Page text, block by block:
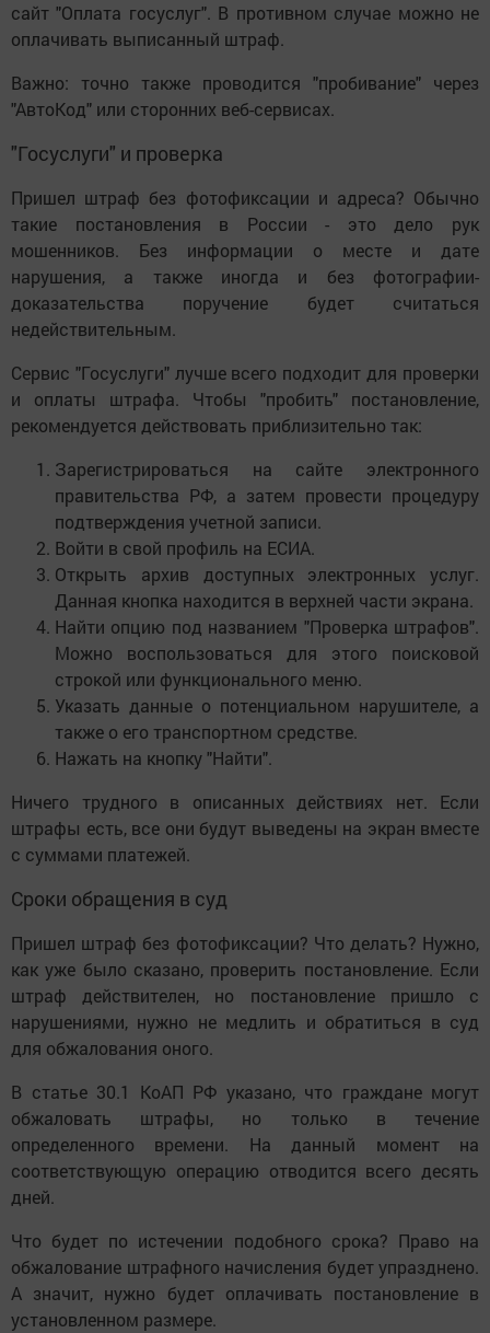
сайт "Оплата госуслуг". В противном случае можно не
оплачивать выписанный штраф.
Важно: точно также проводится "пробивание" через
"АвтоКод" или сторонних веб-сервисах.
"Госуслуги" и проверка
Пришел штраф без фотофиксации и адреса? Обычно
такие постановления в России - это дело рук
мошенников. Без информации о месте и дате
нарушения, а также иногда и без фотографии-
доказательства поручение будет считаться
недействительным.
Сервис "Госуслуги" лучше всего подходит для проверки
и оплаты штрафа. Чтобы "пробить" постановление,
рекомендуется действовать приблизительно так:
Зарегистрироваться на сайте электронного
правительства РФ, а затем провести процедуру
подтверждения учетной записи.
Войти в свой профиль на ЕСИА.
Открыть архив доступных электронных услуг.
Данная кнопка находится в верхней части экрана.
Найти опцию под названием "Проверка штрафов".
Можно воспользоваться для этого поисковой
строкой или функционального меню.
Указать данные о потенциальном нарушителе, а
также о его транспортном средстве.
Нажать на кнопку "Найти".
Ничего трудного в описанных действиях нет. Если
штрафы есть, все они будут выведены на экран вместе
с суммами платежей.
Сроки обращения в суд
Пришел штраф без фотофиксации? Что делать? Нужно,
как уже было сказано, проверить постановление. Если
штраф действителен, но постановление пришло с
нарушениями, нужно не медлить и обратиться в суд
для обжалования оного.
В статье 30.1 КоАП РФ указано, что граждане могут
обжаловать штрафы, но только в течение
определенного времени. На данный момент на
соответствующую операцию отводится всего десять
дней.
Что будет по истечении подобного срока? Право на
обжалование штрафного начисления будет упразднено.
А значит, нужно будет оплачивать постановление в
установленном размере.